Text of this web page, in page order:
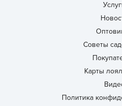
Советы
Карты
Политика